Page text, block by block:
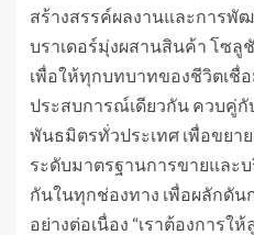
สร้างสรรค์ผลงานและการพั
บราเดอร์มุ่งผสานสินค้า โซลู
เพื่อให้ทุกบทบาทของชีวิตเชื่
ประสบการณ์เดียวกัน ควบคู่
พันธมิตรทั่วประเทศ เพื่อขยา
ระดับมาตรฐานการขายและ
กันในทุกช่องทาง เพื่อผลักดัน
อย่างต่อเนื่อง “เราต้องการใ